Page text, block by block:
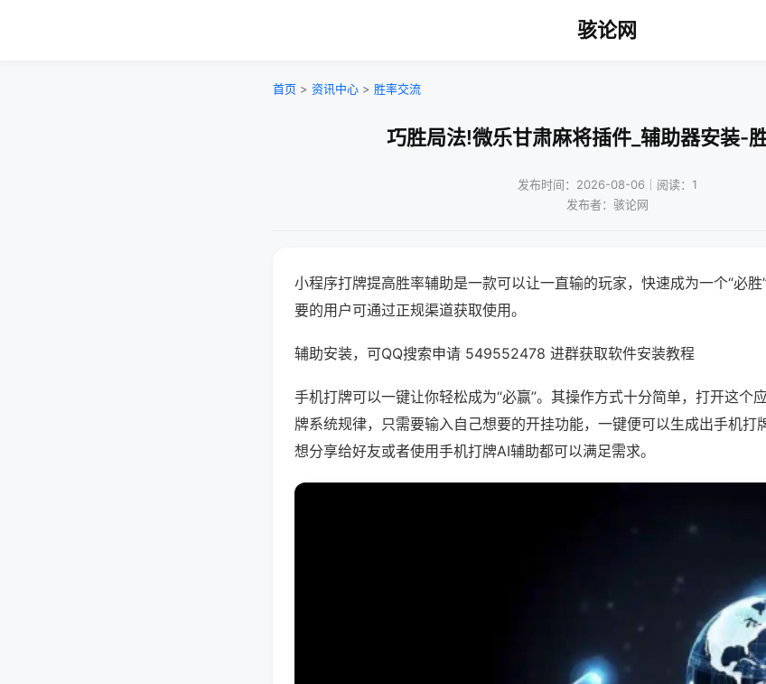
骇论网
首页 > 资讯中心 > 胜率交流
巧胜局法!微乐甘肃麻将插件_辅助器安装-
发布时间：2026-08-06｜阅读：1
发布者：骇论网
小程序打牌提高胜率辅助是一款可以让一直输的玩家，快速成为一个“必
要的用户可通过正规渠道获取使用。
辅助安装，可QQ搜索申请 549552478 进群获取软件安装教程
手机打牌可以一键让你轻松成为“必赢”。其操作方式十分简单，打开这个
牌系统规律，只需要输入自己想要的开挂功能，一键便可以生成出手机打
想分享给好友或者使用手机打牌AI辅助都可以满足需求。